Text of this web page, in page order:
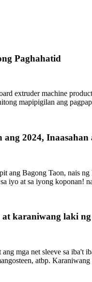
Paghahatid
extruder machine
mapipigilan ang
ang 2024, Inaasahan
ang Bagong Taon, nais
iyo at sa iyong koponan!
karaniwang laki ng
mga net sleeve sa iba't
atbp.